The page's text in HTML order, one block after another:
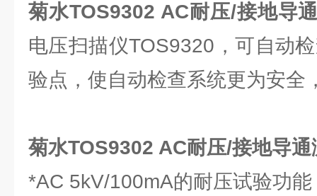
菊水TOS9302 AC耐压/接地导
电压扫描仪TOS9320，可自动
验点，使自动检查系统更为安全
菊水TOS9302 AC耐压/接地导
*AC 5kV/100mA的耐压试验功能